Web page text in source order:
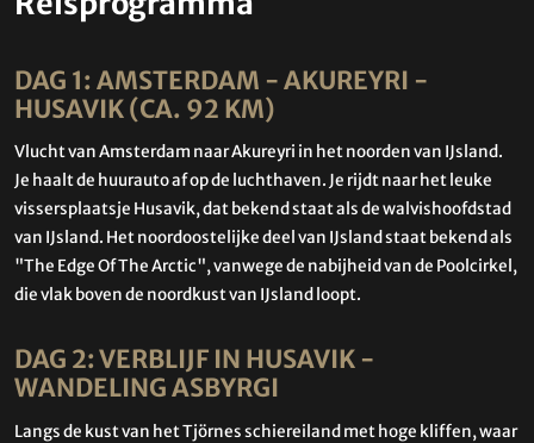
DAG 1: AMSTERDAM - AKUREYRI -
HUSAVIK (CA. 92 KM)
Vlucht van Amsterdam naar Akureyri in het noorden van IJsland.
Je haalt de huurauto af op de luchthaven. Je rijdt naar het leuke
vissersplaatsje Husavik, dat bekend staat als de walvishoofdstad
van IJsland. Het noordoostelijke deel van IJsland staat bekend als
"The Edge Of The Arctic", vanwege de nabijheid van de Poolcirkel,
die vlak boven de noordkust van IJsland loopt.
DAG 2: VERBLIJF IN HUSAVIK -
WANDELING ASBYRGI
Langs de kust van het Tjörnes schiereiland met hoge kliffen, waar